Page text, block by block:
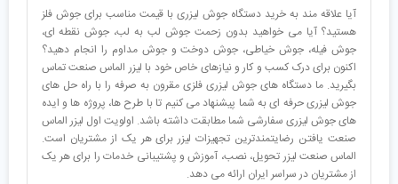
آیا علاقه مند به خرید دستگاه جوش لیزری با قیمت مناسب برای جوش فلز
هستید؟ آیا می خواهید بدون زحمت جوش لب به لب، جوش نقطه ای،
جوش فیله، جوش خیاطی، جوش دوخت و جوش مداوم را انجام دهید؟
اکنون برای درک کسب و کار و نیازهای خاص خود با لیزر الماس صنعت تماس
بگیرید. ما دستگاه های جوش لیزری فلزی مقرون به صرفه را با راه حل های
جوش لیزری حرفه ای به شما پیشنهاد می کنیم تا با طرح ها، پروژه ها و ایده
های جوش لیزری سفارشی شما مطابقت داشته باشد. اولویت اول لیزر الماس
صنعت یافتن رضایتمندترین تجهیزات لیزر برای هر یک از مشتریان است.
الماس صنعت لیزر تحویل، نصب، آموزش و پشتیبانی خدمات را برای هر یک
از مشتریان در سراسر ایران ارائه می دهد.